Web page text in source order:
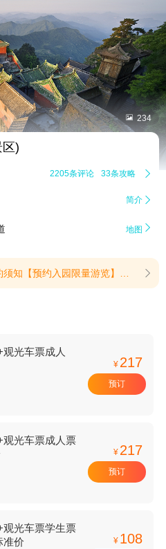
 234
)
2205条评论 33条攻略 
简介 
地图 
规划行程，及时通过微信、微博关注武当山景区发布的实时信息，自觉遵守景区管理规定，安全出行、文明游览。如有疑问，可拨打以下服务电话：景区求助热线：0719-5689187;游客中心票务电话：0719-5665396;智慧旅游客服电话：0719-5062369（如遇占线，可添加企业微信）感谢您的理解与配合。(提示有效期2026/4/30至2026/12/31)【金顶预约须知】武当山金顶景区实行分时预约游览，未预约、未到预约时段或错过预约时段，均无法进入金顶景区。游客在网络平台预约武当山景区门票后，入园日期和预约金顶景区的游览时间都无法更改，若需调整，只能申请退款重新预约， 感谢您的理解与配合。(提示有效期2025/10/17至2026/12/31) 
光车票成人
¥ 217
预订
光车票成人票
¥ 217
预订
光车票学生票
准价
¥ 108